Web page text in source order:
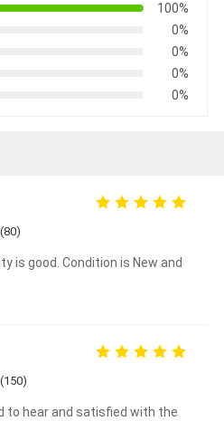
100%
0%
0%
0%
0%
is good. Condition is New and
to hear and satisfied with the